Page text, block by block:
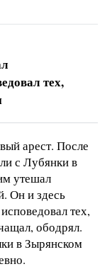
тех,
арест. После
с Лубянки в
утешал
Он и здесь
тех,
ободрял.
в Зырянском